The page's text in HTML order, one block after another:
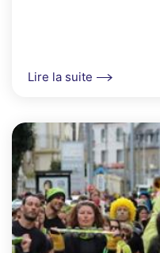
Lire la suite